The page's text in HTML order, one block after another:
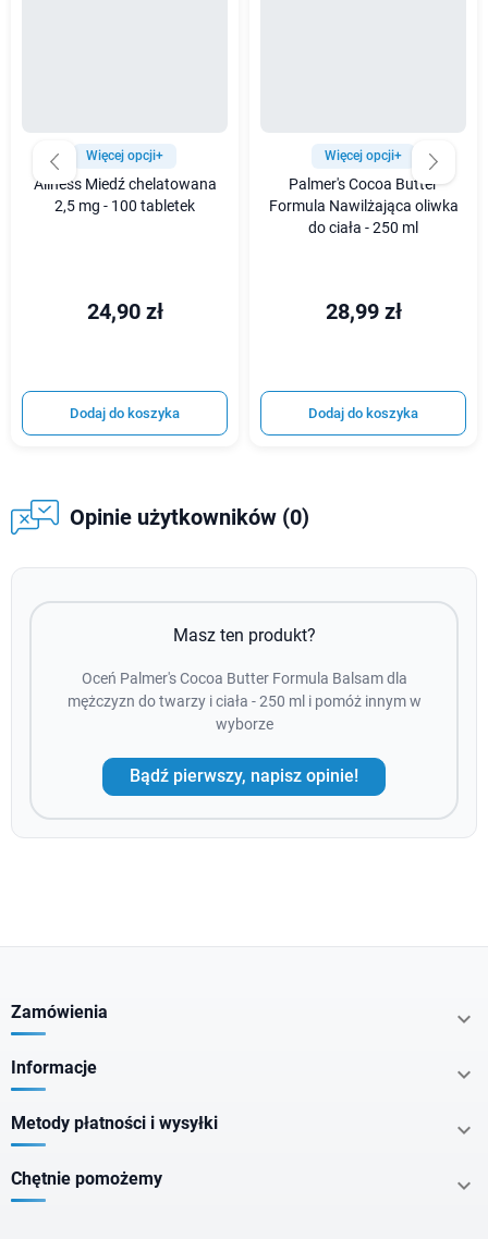
Więcej opcji+
Aliness Miedź chelatowana
2,5 mg - 100 tabletek
24,90 zł
Dodaj do koszyka
Więcej opcji+
Palmer's Cocoa Butter
Formula Nawilżająca oliwka
do ciała - 250 ml
28,99 zł
Dodaj do koszyka
Opinie użytkowników (0)
Masz ten produkt?
Oceń Palmer's Cocoa Butter Formula Balsam dla
mężczyzn do twarzy i ciała - 250 ml i pomóż innym w
wyborze
Bądź pierwszy, napisz opinie!
Zamówienia 
Informacje 
Metody płatności i wysyłki 
Chętnie pomożemy 